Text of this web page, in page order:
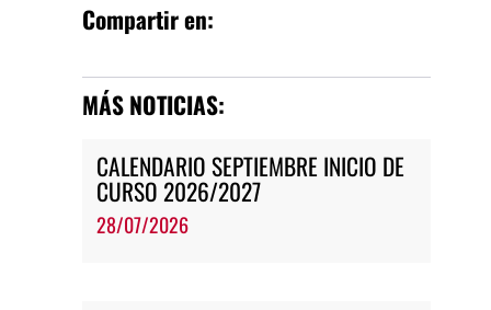
Compartir en:
MÁS NOTICIAS:
CALENDARIO SEPTIEMBRE INICIO DE
CURSO 2026/2027
28/07/2026